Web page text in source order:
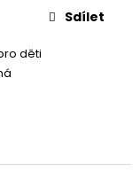
děti
Sdílet